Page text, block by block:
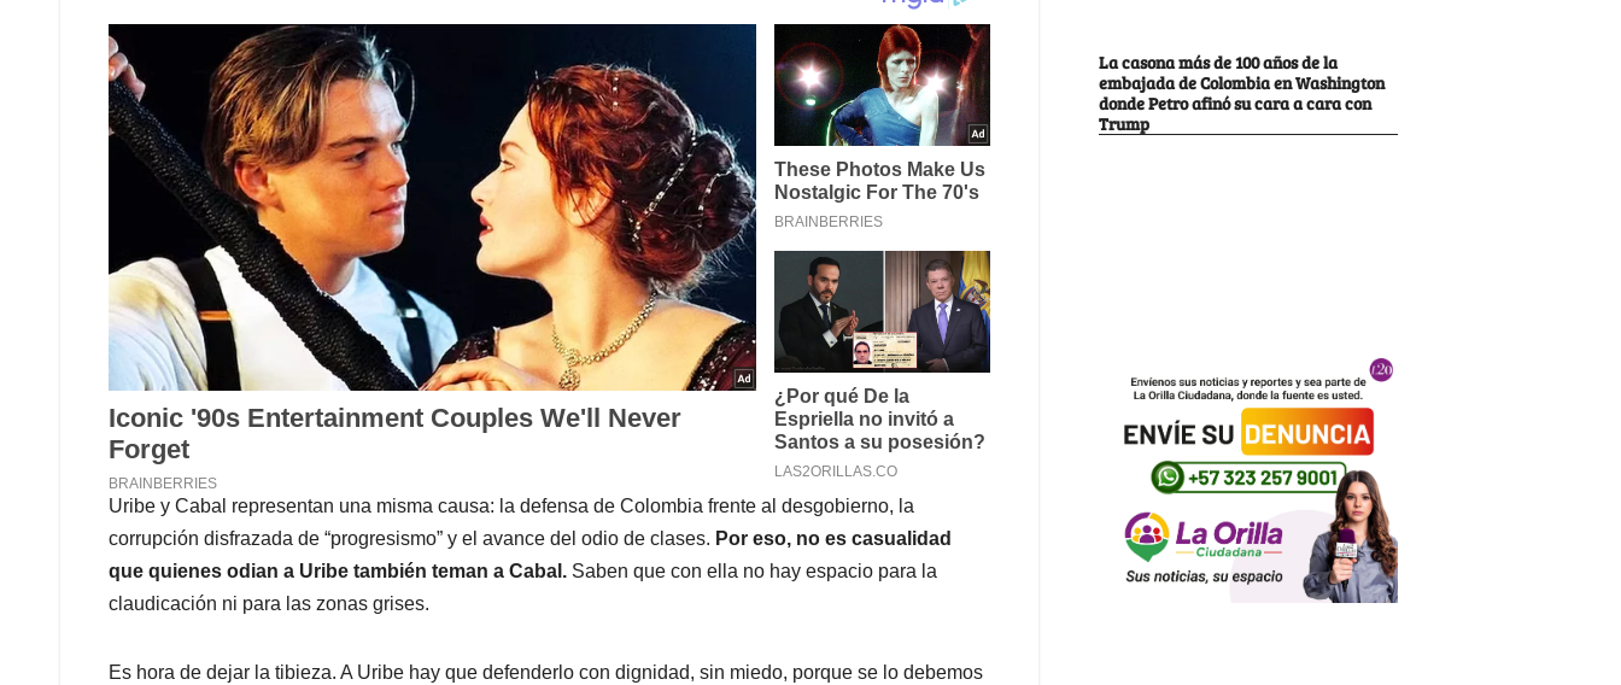
Uribe y Cabal representan una misma causa: la defensa de Colombia frente al desgobierno, la
corrupción disfrazada de “progresismo” y el avance del odio de clases. Por eso, no es casualidad
que quienes odian a Uribe también teman a Cabal. Saben que con ella no hay espacio para la
claudicación ni para las zonas grises.
Es hora de dejar la tibieza. A Uribe hay que defenderlo con dignidad, sin miedo, porque se lo debemos
La casona más de 100 años de la
embajada de Colombia en Washington
donde Petro afinó su cara a cara con
Trump